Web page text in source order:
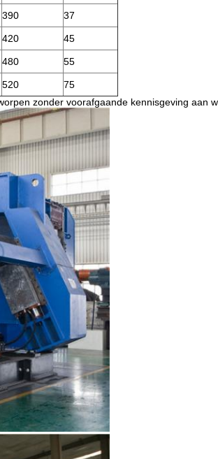
390
37
420
45
480
55
520
75
zonder voorafgaande kennisgeving aan